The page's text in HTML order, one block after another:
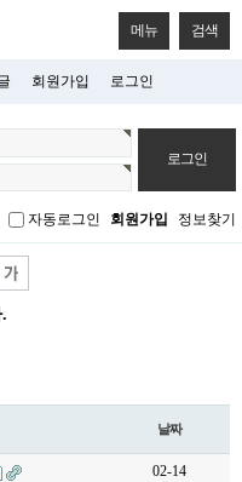
메뉴 검색
회원가입 로그인
자동로그인 회원가입 정보찾기
날짜
02-14